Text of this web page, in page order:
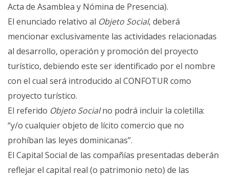
Acta de Asamblea y Nómina de Presencia).
El enunciado relativo al Objeto Social, deberá
mencionar exclusivamente las actividades relacionadas
al desarrollo, operación y promoción del proyecto
turístico, debiendo este ser identificado por el nombre
con el cual será introducido al CONFOTUR como
proyecto turístico.
El referido Objeto Socialno podrá incluir la coletilla:
“y/o cualquier objeto de lícito comercio que no
prohíban las leyes dominicanas”.
El Capital Social de las compañías presentadas deberán
reflejar el capital real (o patrimonio neto) de las